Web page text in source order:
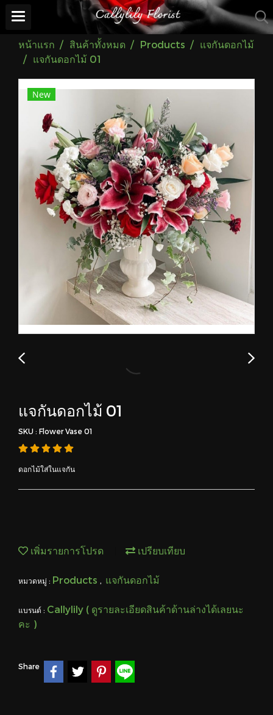
หน้าแรก สินค้าทั้งหมด Products
แจกันดอกไม้
แจกันดอกไม้ 01
New
แจกันดอกไม้ 01
SKU : Flower Vase 01
ดอกไม้ใส่ในแจกัน
เพิ่มรายการโปรด เปรียบเทียบ
หมวดหมู่ : Products , แจกันดอกไม้
แบรนด์ : Callylily ( ดูรายละเอียดสินค้าด้านล่างได้เลยนะ
คะ )
Share